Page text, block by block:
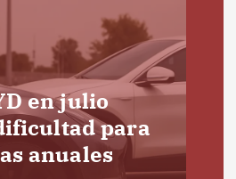
en julio
para
anuales